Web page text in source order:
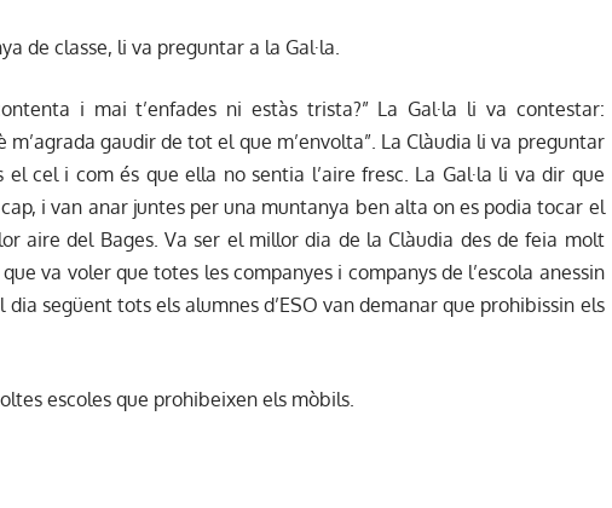
de classe, li va preguntar a la Gal·la.
i mai t’enfades ni estàs trista?” La Gal·la li va contestar:
gaudir de tot el que m’envolta”. La Clàudia li va preguntar
cel i com és que ella no sentia l’aire fresc. La Gal·la li va dir que
i van anar juntes per una muntanya ben alta on es podia tocar el
aire del Bages. Va ser el millor dia de la Clàudia des de feia molt
va voler que totes les companyes i companys de l’escola anessin
següent tots els alumnes d’ESO van demanar que prohibissin els
escoles que prohibeixen els mòbils.